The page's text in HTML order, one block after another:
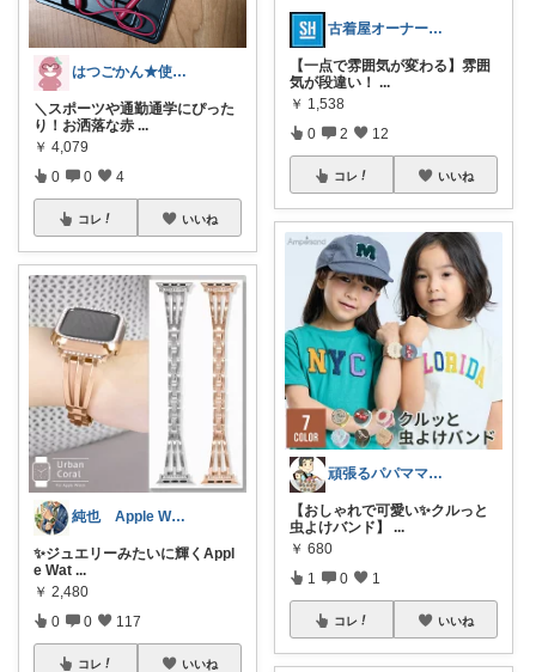
はつごかん★使って納得＆これ絶対助かる!
＼スポーツや通勤通学にぴった
り！お洒落な赤 ...
￥ 4,079
0 0 4
コレ いいね
純也 Apple Watch関連紹介
✨ジュエリーみたいに輝くAppl
e Wat ...
￥ 2,480
0 0 117
コレ いいね
古着屋オーナーが選ぶROOM
​【一点で雰囲気が変わる】雰囲
気が段違い！ ...
￥ 1,538
0 2 12
コレ いいね
頑張るパパママ応援隊@育児・子供用品紹介
【おしゃれで可愛い✨クルっと
虫よけバンド】
...
￥ 680
1 0 1
コレ いいね